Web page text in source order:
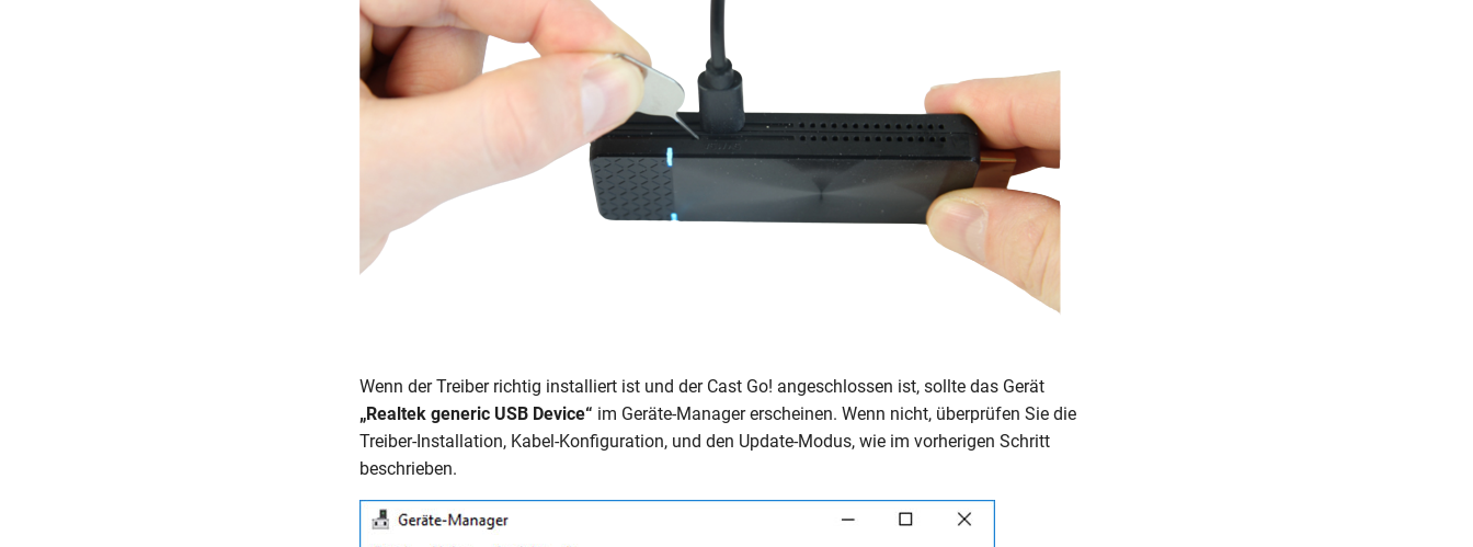
Wenn der Treiber richtig installiert ist und der Cast Go! angeschlossen ist, sollte das Gerät
„Realtek generic USB Device“ im Geräte-Manager erscheinen. Wenn nicht, überprüfen Sie die
Treiber-Installation, Kabel-Konfiguration, und den Update-Modus, wie im vorherigen Schritt
beschrieben.